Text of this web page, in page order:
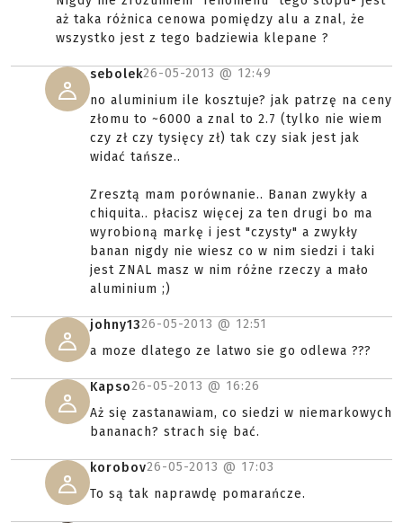
aż taka różnica cenowa pomiędzy alu a znal, że
wszystko jest z tego badziewia klepane ?
sebolek26-05-2013 @ 12:49
no aluminium ile kosztuje? jak patrzę na ceny
złomu to ~6000 a znal to 2.7 (tylko nie wiem
czy zł czy tysięcy zł) tak czy siak jest jak
widać tańsze..
Zresztą mam porównanie.. Banan zwykły a
chiquita.. płacisz więcej za ten drugi bo ma
wyrobioną markę i jest "czysty" a zwykły
banan nigdy nie wiesz co w nim siedzi i taki
jest ZNAL masz w nim różne rzeczy a mało
aluminium ;)
johny1326-05-2013 @ 12:51
a moze dlatego ze latwo sie go odlewa ???
Kapso26-05-2013 @ 16:26
Aż się zastanawiam, co siedzi w niemarkowych
bananach? strach się bać.
korobov26-05-2013 @ 17:03
To są tak naprawdę pomarańcze.